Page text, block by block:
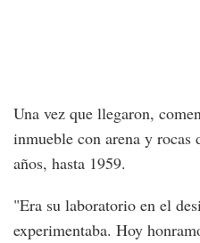
Una vez que llegaron,
inmueble con arena y
años, hasta 1959.
"Era su laboratorio en el
experimentaba. Hoy